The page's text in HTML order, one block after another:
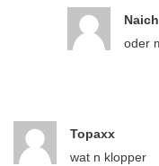
Naich
oder
Topaxx
wat n klopper